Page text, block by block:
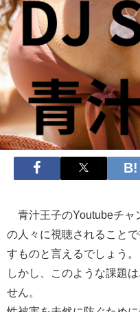
青汁王子のYoutubeチャ
の人々に視聴されること
すものと言えるでしょう。
しかし、このような課題
せん。